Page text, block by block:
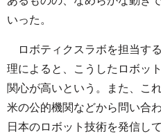
いった。
ロボティクスラボを担当す
理によると、こうしたロボッ
関心が高いという。また、こ
米の公的機関などから問い合
日本のロボット技術を発信し